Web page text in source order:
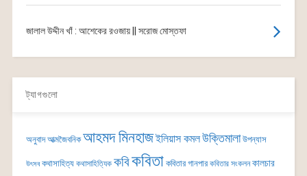
জালাল উদ্দীন খাঁ : আশেকের রওজায় || সরোজ মোস্তফা
ট্যাগগুলো
অনুবাদ আত্মজৈবনিক আহমদ মিনহাজইলিয়াস কমলউক্তিমালা উপন্যাস
উৎসব কথাসাহিত্য কথাসাহিত্যিক কবিকবিতা কবিতার গানপার কবিতার সংকলন কালচার